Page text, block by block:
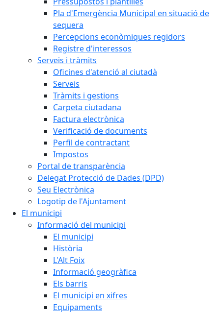
Pla d'Emergència Municipal en situació de
sequera
Percepcions econòmiques regidors
Registre d'interessos
Serveis i tràmits
Oficines d'atenció al ciutadà
Serveis
Tràmits i gestions
Carpeta ciutadana
Factura electrònica
Verificació de documents
Perfil de contractant
Impostos
Portal de transparència
Delegat Protecció de Dades (DPD)
Seu Electrònica
Logotip de l'Ajuntament
El municipi
Informació del municipi
El municipi
Història
L'Alt Foix
Informació geogràfica
Els barris
El municipi en xifres
Equipaments